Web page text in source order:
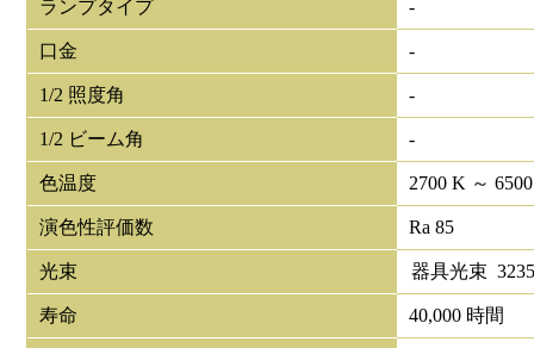
ランプタイプ -
口金 -
1/2 照度角 -
1/2 ビーム角 -
色温度 2700 K ～
演色性評価数 Ra 85
光束 器具光束
寿命 40,000 時間